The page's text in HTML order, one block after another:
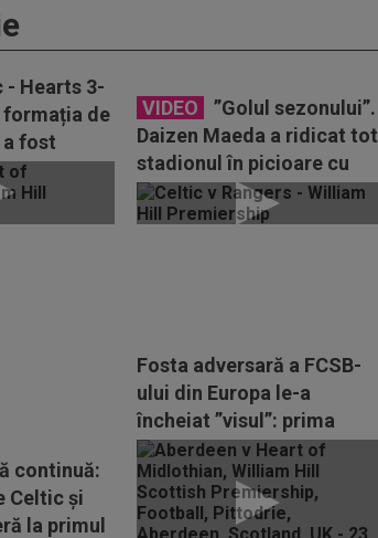
- Hearts 3-
formația de
a fost
dar a...
VIDEO
”Golul sezonului”.
Daizen Maeda a ridicat tot
stadionul în picioare cu
execuția sa din...
continuă:
Celtic și
la primul
Fosta adversară a FCSB-
ului din Europa le-a
încheiat ”visul”: prima
înfrângere din...